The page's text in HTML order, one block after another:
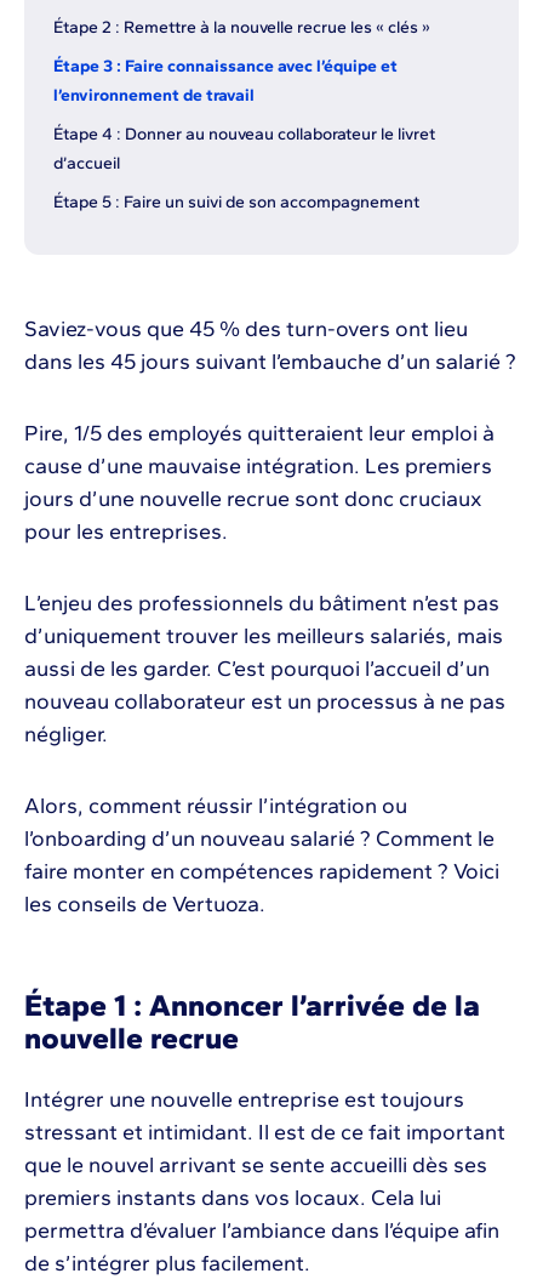
Étape 2 : Remettre à la nouvelle recrue les « clés »
Étape 3 : Faire connaissance avec l’équipe et
l’environnement de travail
Étape 4 : Donner au nouveau collaborateur le livret
d’accueil
Étape 5 : Faire un suivi de son accompagnement
Saviez-vous que 45 % des turn-overs ont lieu
dans les 45 jours suivant l’embauche d’un salarié ?
Pire, 1/5 des employés quitteraient leur emploi à
cause d’une mauvaise intégration. Les premiers
jours d’une nouvelle recrue sont donc cruciaux
pour les entreprises.
L’enjeu des professionnels du bâtiment n’est pas
d’uniquement trouver les meilleurs salariés, mais
aussi de les garder. C’est pourquoi l’accueil d’un
nouveau collaborateur est un processus à ne pas
négliger.
Alors, comment réussir l’intégration ou
l’onboarding d’un nouveau salarié ? Comment le
faire monter en compétences rapidement ? Voici
les conseils de Vertuoza.
Étape 1 : Annoncer l’arrivée de la
nouvelle recrue
Intégrer une nouvelle entreprise est toujours
stressant et intimidant. Il est de ce fait important
que le nouvel arrivant se sente accueilli dès ses
premiers instants dans vos locaux. Cela lui
permettra d’évaluer l’ambiance dans l’équipe afin
de s’intégrer plus facilement.